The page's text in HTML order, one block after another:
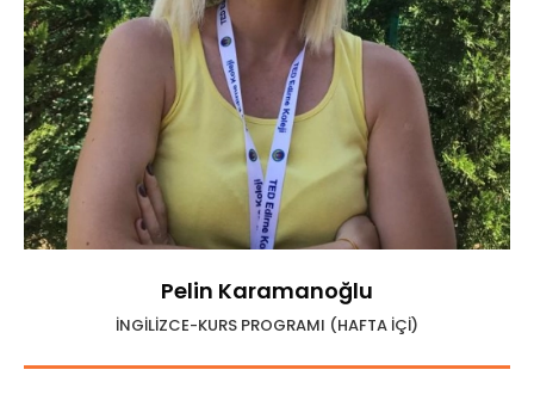
Pelin Karamanoğlu
İNGİLİZCE-KURS PROGRAMI (HAFTA İÇİ)